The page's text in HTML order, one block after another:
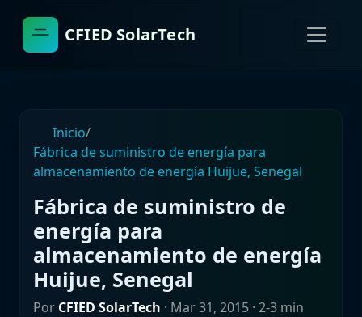
CFIED SolarTech
Inicio/
Fábrica de suministro de energía para
almacenamiento de energía Huijue, Senegal
Fábrica de suministro de
energía para
almacenamiento de energía
Huijue, Senegal
Por CFIED SolarTech · Mar 31, 2015 · 2-3 min